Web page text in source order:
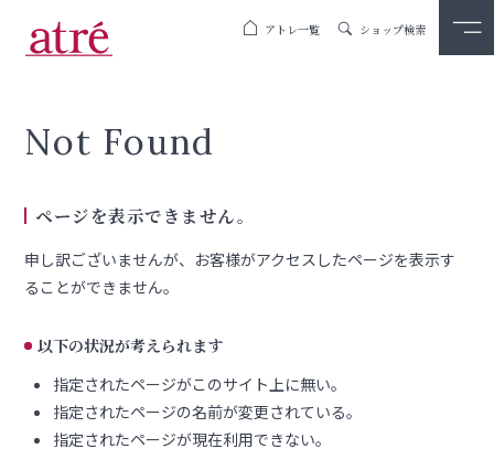
アトレ一覧 ショップ検索
Not Found
ページを表示できません。
申し訳ございませんが、お客様がアクセスしたページを表示す
ることができません。
以下の状況が考えられます
指定されたページがこのサイト上に無い。
指定されたページの名前が変更されている。
指定されたページが現在利用できない。